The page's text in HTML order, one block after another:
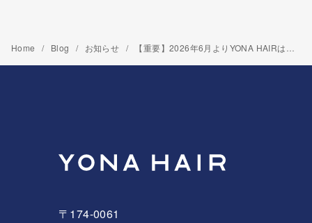
Home Blog お知らせ 【重要】2026年6月よりYONA HAIRは紹介制とさせていただきます
〒174-0061